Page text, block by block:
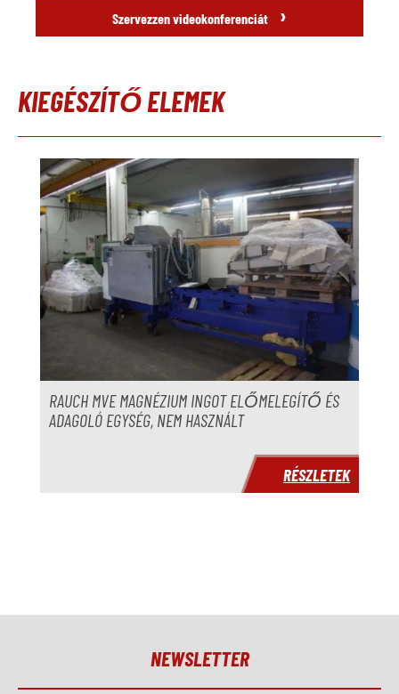
Szervezzen videokonferenciát ›
KIEGÉSZÍTŐ ELEMEK
RAUCH MVE MAGNÉZIUM INGOT ELŐMELEGÍTŐ ÉS
ADAGOLÓ EGYSÉG, NEM HASZNÁLT
RÉSZLETEK
NEWSLETTER